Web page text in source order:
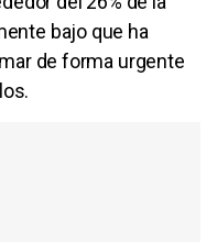
bajo que ha
de forma urgente